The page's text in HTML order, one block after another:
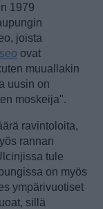
1979
joista
ovat
muuallakin
uusin on
moskeija".
ravintoloita,
rannan
tule
on myös
ympärivuotiset
sillä